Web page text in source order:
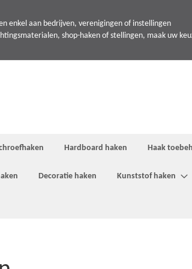
enkel aan bedrijven, verenigingen of instellingen
shop-haken of stellingen, maak uw
Hardboard haken Haak
Decoratie haken Kunststof haken